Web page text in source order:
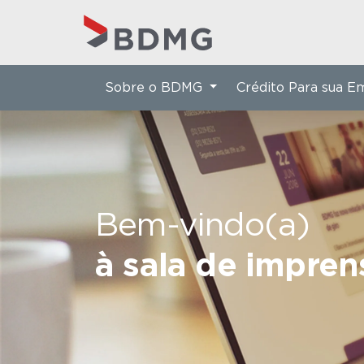
Bem-vindo(a)
à sala de
Sobre o BDMG Crédito Para sua